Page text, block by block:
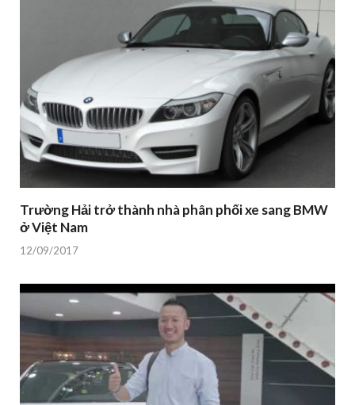
Trường Hải trở thành nhà phân phối xe sang BMW
ở Việt Nam
12/09/2017